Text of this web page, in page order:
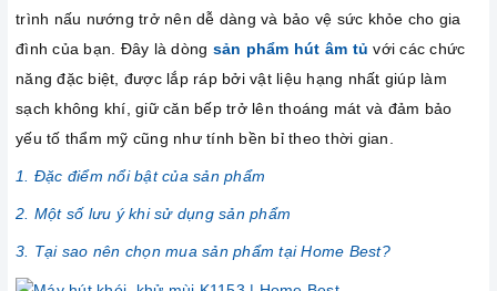
trình nấu nướng trở nên dễ dàng và bảo vệ sức khỏe cho gia
đình của bạn. Đây là dòng sản phẩm hút âm tủ với các chức
năng đặc biệt, được lắp ráp bởi vật liệu hạng nhất giúp làm
sạch không khí, giữ căn bếp trở lên thoáng mát và đảm bảo
yếu tố thẩm mỹ cũng như tính bền bỉ theo thời gian.
1. Đặc điểm nổi bật của sản phẩm
2. Một số lưu ý khi sử dụng sản phẩm
3. Tại sao nên chọn mua sản phẩm tại Home Best?